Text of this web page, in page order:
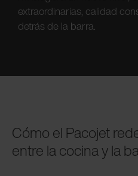
extraordinarias, calidad
detrás de la barra.
Cómo el Pacojet
entre la cocina y la